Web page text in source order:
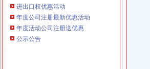
本站导航
进出口权优惠活动
年度公司注册最新优惠活动
年度活动公司注册送优惠
公示公告